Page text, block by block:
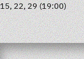
15, 22, 29(19:00)